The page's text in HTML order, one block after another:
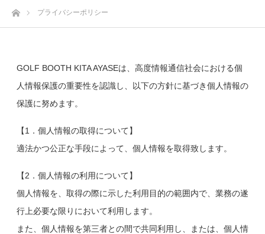
ホームプライバシーポリシー
GOLF BOOTH KITA AYASEは、高度情報通信社会における個
人情報保護の重要性を認識し、以下の方針に基づき個人情報の
保護に努めます。
【1．個人情報の取得について】
適法かつ公正な手段によって、個人情報を取得致します。
【2．個人情報の利用について】
個人情報を、取得の際に示した利用目的の範囲内で、業務の遂
行上必要な限りにおいて利用します。
また、個人情報を第三者との間で共同利用し、または、個人情